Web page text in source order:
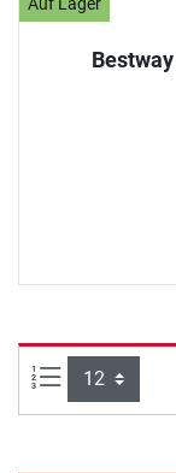
Auf Lager
Artikel pro